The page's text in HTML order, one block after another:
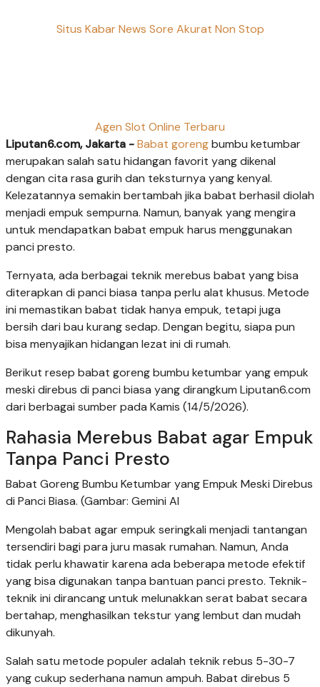
Situs Kabar News Sore Akurat Non Stop
Agen Slot Online Terbaru
Liputan6.com, Jakarta -Babat gorengbumbu ketumbar
merupakan salah satu hidangan favorit yang dikenal
dengan cita rasa gurih dan teksturnya yang kenyal.
Kelezatannya semakin bertambah jika babat berhasil diolah
menjadi empuk sempurna. Namun, banyak yang mengira
untuk mendapatkan babat empuk harus menggunakan
panci presto.
Ternyata, ada berbagai teknik merebus babat yang bisa
diterapkan di panci biasa tanpa perlu alat khusus. Metode
ini memastikan babat tidak hanya empuk, tetapi juga
bersih dari bau kurang sedap. Dengan begitu, siapa pun
bisa menyajikan hidangan lezat ini di rumah.
Berikut resep babat goreng bumbu ketumbar yang empuk
meski direbus di panci biasa yang dirangkum Liputan6.com
dari berbagai sumber pada Kamis (14/5/2026).
Rahasia Merebus Babat agar Empuk
Tanpa Panci Presto
Babat Goreng Bumbu Ketumbar yang Empuk Meski Direbus
di Panci Biasa. (Gambar: Gemini AI
Mengolah babat agar empuk seringkali menjadi tantangan
tersendiri bagi para juru masak rumahan. Namun, Anda
tidak perlu khawatir karena ada beberapa metode efektif
yang bisa digunakan tanpa bantuan panci presto. Teknik-
teknik ini dirancang untuk melunakkan serat babat secara
bertahap, menghasilkan tekstur yang lembut dan mudah
dikunyah.
Salah satu metode populer adalah teknik rebus 5-30-7
yang cukup sederhana namun ampuh. Babat direbus 5